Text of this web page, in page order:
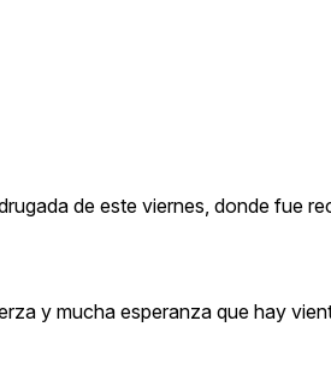
de este viernes, donde fue
y mucha esperanza que hay